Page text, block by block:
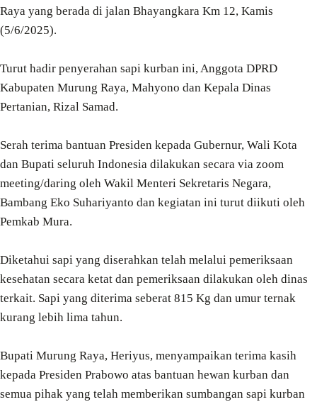
Raya yang berada di jalan Bhayangkara Km 12, Kamis
(5/6/2025).
Turut hadir penyerahan sapi kurban ini, Anggota DPRD
Kabupaten Murung Raya, Mahyono dan Kepala Dinas
Pertanian, Rizal Samad.
Serah terima bantuan Presiden kepada Gubernur, Wali Kota
dan Bupati seluruh Indonesia dilakukan secara via zoom
meeting/daring oleh Wakil Menteri Sekretaris Negara,
Bambang Eko Suhariyanto dan kegiatan ini turut diikuti oleh
Pemkab Mura.
Diketahui sapi yang diserahkan telah melalui pemeriksaan
kesehatan secara ketat dan pemeriksaan dilakukan oleh dinas
terkait. Sapi yang diterima seberat 815 Kg dan umur ternak
kurang lebih lima tahun.
Bupati Murung Raya, Heriyus, menyampaikan terima kasih
kepada Presiden Prabowo atas bantuan hewan kurban dan
semua pihak yang telah memberikan sumbangan sapi kurban